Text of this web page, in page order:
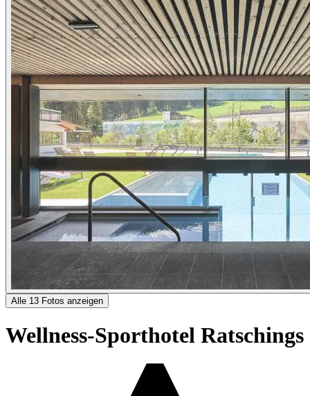
Alle 13 Fotos anzeigen
Wellness-Sporthotel Ratschings